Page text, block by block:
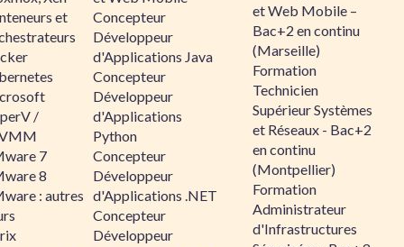
et
/
7
8
: autres
Concepteur
Développeur
d'Applications Java
Concepteur
Développeur
d'Applications
Python
Concepteur
Développeur
d'Applications .NET
Concepteur
Développeur
et Web Mobile –
Bac+2 en continu
(Marseille)
Formation
Technicien
Supérieur Systèmes
et Réseaux - Bac+2
en continu
(Montpellier)
Formation
Administrateur
d'Infrastructures